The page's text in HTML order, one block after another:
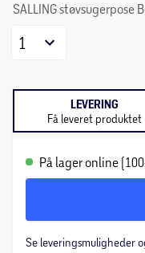
SALLING støvsugerpose
1
LEVERING
Få leveret produktet
På lager online
Se leveringsmuligheder